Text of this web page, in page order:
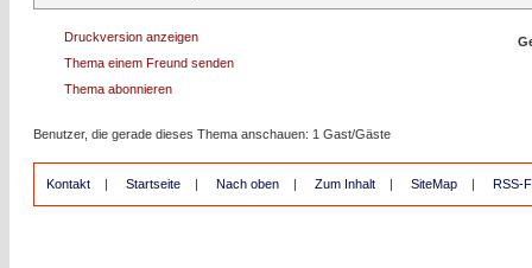
Druckversion anzeigen
Thema einem Freund senden
Thema abonnieren
Benutzer, die gerade dieses Thema anschauen: 1 Gast/Gäste
Kontakt | Startseite | Nach oben | Zum Inhalt | SiteMap | RSS-